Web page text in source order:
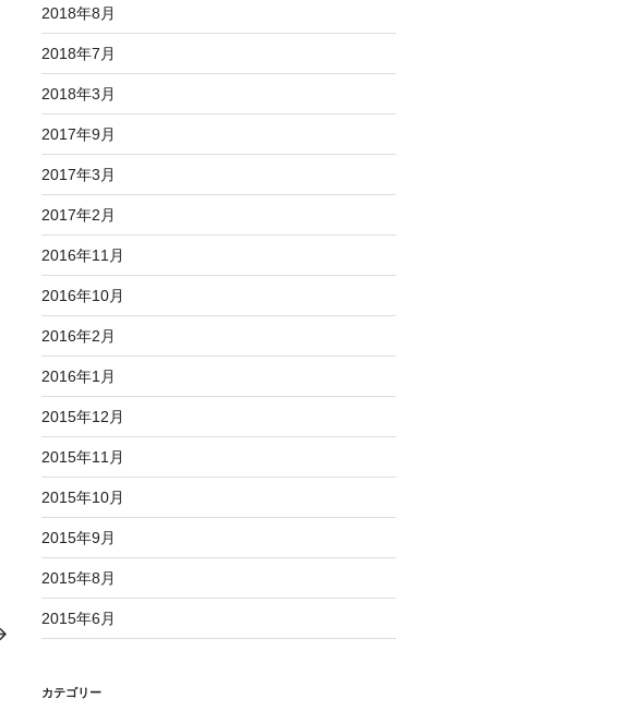
2018年8月
2018年7月
2018年3月
2017年9月
2017年3月
2017年2月
2016年11月
2016年10月
2016年2月
2016年1月
2015年12月
2015年11月
2015年10月
2015年9月
2015年8月
2015年6月
カテゴリー